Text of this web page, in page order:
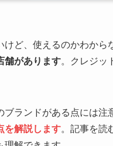
ど、使えるのかわから
舗があります。クレジッ
ランドがある点には注
を解説します。記事を読